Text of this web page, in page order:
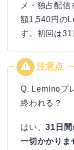
メ・独占配
額1,540円の
す。初回は31
Q. Leminoプ
終われる？
はい、31日間
一切かかりま